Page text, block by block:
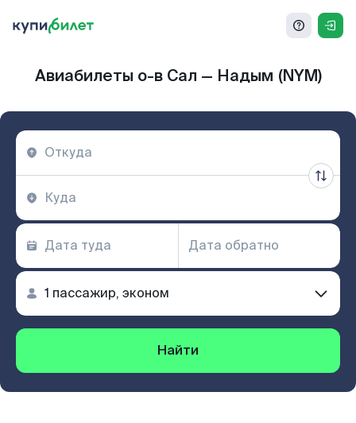
Авиабилеты о-в Сал — Надым (NYM)
Найти